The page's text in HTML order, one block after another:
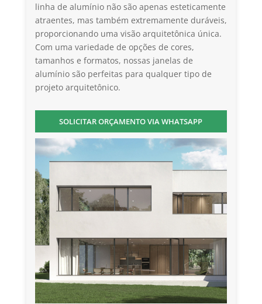
linha de alumínio não são apenas esteticamente
atraentes, mas também extremamente duráveis,
proporcionando uma visão arquitetônica única.
Com uma variedade de opções de cores,
tamanhos e formatos, nossas janelas de
alumínio são perfeitas para qualquer tipo de
projeto arquitetônico.
SOLICITAR ORÇAMENTO VIA WHATSAPP